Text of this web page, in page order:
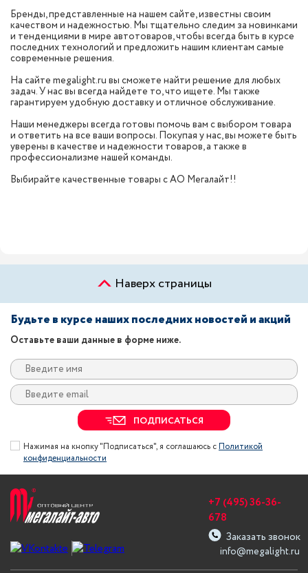
Бренды, представленные на нашем сайте, известны своим
качеством и надежностью. Мы тщательно следим за новинками
и тенденциями в мире автотоваров, чтобы всегда быть в курсе
последних технологий и предложить нашим клиентам самые
современные решения.
На сайте megalight.ru вы сможете найти решение для любых
задач. У нас вы всегда найдете то, что ищете. Мы также
гарантируем удобную доставку и отличное обслуживание.
Наши менеджеры всегда готовы помочь вам с выбором товара
и ответить на все ваши вопросы. Покупая у нас, вы можете быть
уверены в качестве и надежности товаров, а также в
профессионализме нашей команды.
Выбирайте качественные товары с АО Мегалайт!!
Наверх страницы
Будьте в курсе наших последних новостей и акций
Оставьте ваши данные в форме ниже.
ПОДПИСАТЬСЯ
Нажимая на кнопку "Подписаться", я соглашаюсь сПолитикой
конфиденциальности
info@megalight.ru
+7 (495) 36-36-
678
Заказать звонок